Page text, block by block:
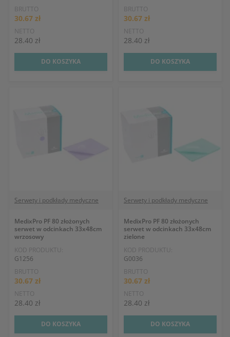
BRUTTO
30.67 zł
NETTO
28.40 zł
DO KOSZYKA
BRUTTO
30.67 zł
NETTO
28.40 zł
DO KOSZYKA
Serwety i podkłady medyczne
MedixPro PF 80 złożonych
serwet w odcinkach 33x48cm
wrzosowy
KOD PRODUKTU:
G1256
BRUTTO
30.67 zł
NETTO
28.40 zł
DO KOSZYKA
Serwety i podkłady medyczne
MedixPro PF 80 złożonych
serwet w odcinkach 33x48cm
zielone
KOD PRODUKTU:
G0036
BRUTTO
30.67 zł
NETTO
28.40 zł
DO KOSZYKA